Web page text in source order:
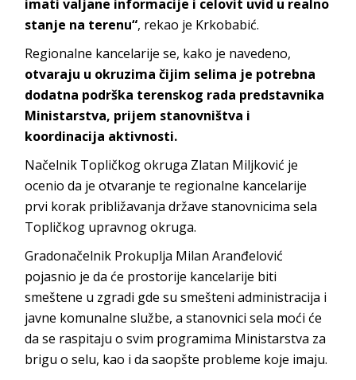
imati valjane informacije i celovit uvid u realno
stanje na terenu“, rekao je Krkobabić.
Regionalne kancelarije se, kako je navedeno,
otvaraju u okruzima čijim selima je potrebna
dodatna podrška terenskog rada predstavnika
Ministarstva, prijem stanovništva i
koordinacija aktivnosti.
Načelnik Topličkog okruga Zlatan Miljković je
ocenio da je otvaranje te regionalne kancelarije
prvi korak približavanja države stanovnicima sela
Topličkog upravnog okruga.
Gradonačelnik Prokuplja Milan Aranđelović
pojasnio je da će prostorije kancelarije biti
smeštene u zgradi gde su smešteni administracija i
javne komunalne službe, a stanovnici sela moći će
da se raspitaju o svim programima Ministarstva za
brigu o selu, kao i da saopšte probleme koje imaju.